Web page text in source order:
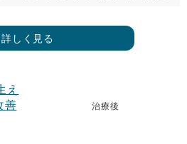
詳しく見る
治療後